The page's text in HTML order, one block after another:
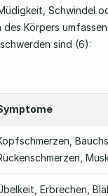
Schwindel
des Körpers
sind (6):
Erbrechen,